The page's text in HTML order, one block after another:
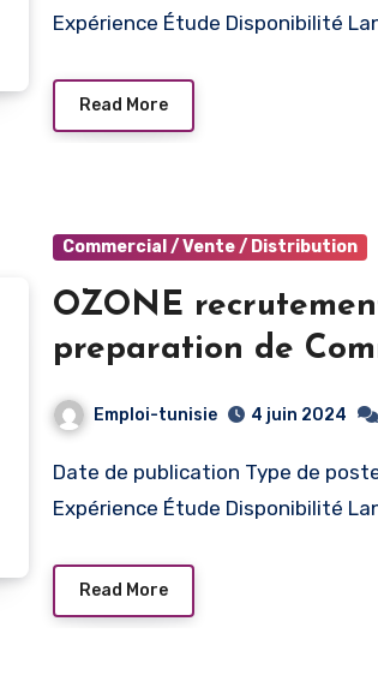
Expérience Étude Disponibilité
Read More
Commercial / Vente / Distribution
OZONE
preparation de
Bizerte
Emploi-tunisie 4 juin 2024
Date de publication Type de poste Lieu de travail
Expérience Étude Disponibilité
Read More